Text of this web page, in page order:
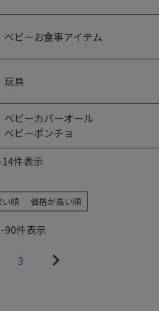
ベビーお食事アイテム
玩具
ベビーカバーオール
ベビーポンチョ
14件表示
い順 価格が高い順
-90件表示
3